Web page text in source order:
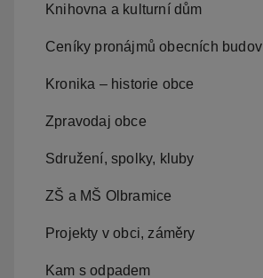
Knihovna a kulturní dům
Ceníky pronájmů obecních budov
Kronika – historie obce
Zpravodaj obce
Sdružení, spolky, kluby
ZŠ a MŠ Olbramice
Projekty v obci, záměry
Kam s odpadem